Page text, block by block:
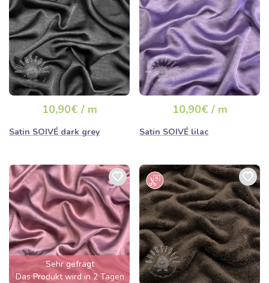
10,90€ / m
Satin SOIVÉ dark grey
10,90€ / m
Satin SOIVÉ lilac
Sehr gefragt
Das Produkt wird in 2 Tagen